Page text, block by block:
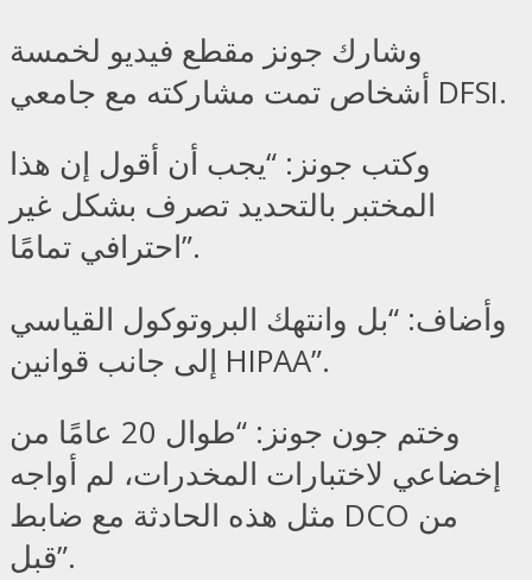
وشارك جونز مقطع فيديو لخمسة
أشخاص تمت مشاركته مع جامعي DFSI.
وكتب جونز: “يجب أن أقول إن هذا
المختبر بالتحديد تصرف بشكل غير
احترافي تمامًا”.
وأضاف: “بل وانتهك البروتوكول القياسي
إلى جانب قوانين HIPAA”.
وختم جون جونز: “طوال 20 عامًا من
إخضاعي لاختبارات المخدرات، لم أواجه
مثل هذه الحادثة مع ضابط DCO من
قبل”.